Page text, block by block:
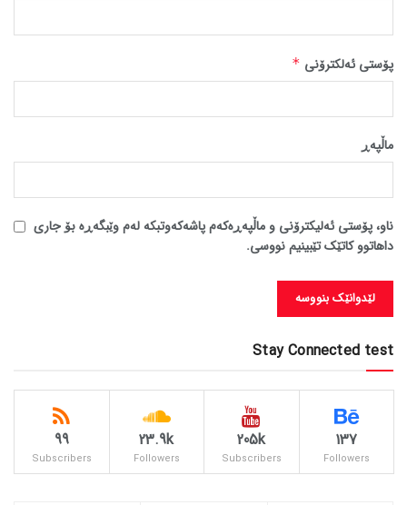
پۆستی ئەلکترۆنی *
ماڵپه‌ڕ
ناو، پۆستی ئەلیکترۆنی و ماڵپەڕەکەم پاشەکەوتبکە لەم وێبگەڕە بۆ جاری
داهاتوو کاتێک تێبینیم نووسی.
Stay Connected test
137
Followers
205k
Subscribers
23.9k
Followers
99
Subscribers